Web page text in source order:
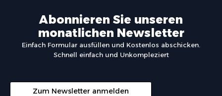
Abonnieren Sie unseren
monatlichen Newsletter
Einfach Formular ausfüllen und Kostenlos abschicken.
Schnell einfach und Unkompleziert
Zum Newsletter anmelden